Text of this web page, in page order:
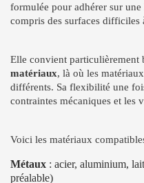
formulée pour adhérer sur
compris des surfaces difficiles
Elle convient particulièrement
matériaux, là où les
différents. Sa flexibilité une
contraintes mécaniques et les
Voici les matériaux
Métaux : acier, aluminium,
préalable)